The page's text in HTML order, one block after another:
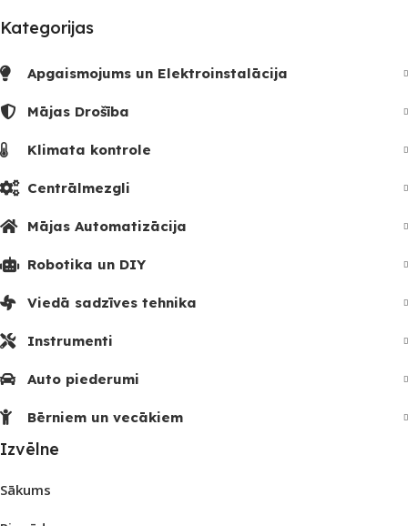
Kategorijas
Apgaismojums un Elektroinstalācija
Mājas Drošība
Klimata kontrole
Centrālmezgli
Mājas Automatizācija
Robotika un DIY
Viedā sadzīves tehnika
Instrumenti
Auto piederumi
Bērniem un vecākiem
Izvēlne
Sākums